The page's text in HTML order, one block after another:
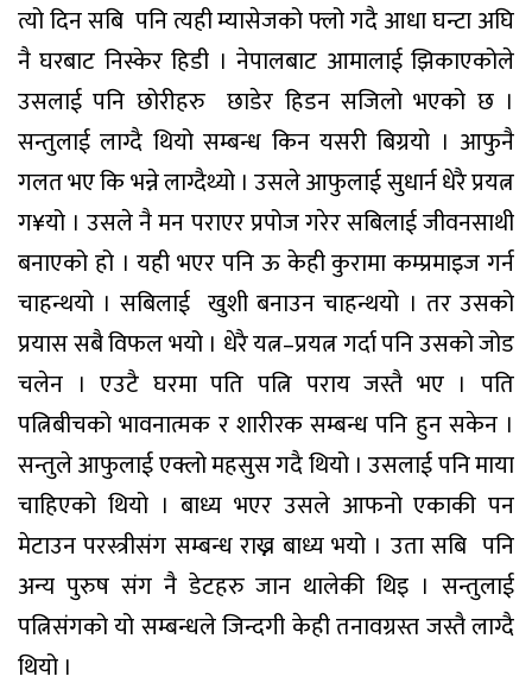
त्यो दिन सबि पनि त्यही म्यासेजको फ्लो गदै आधा घन्टा अघि
नै घरबाट निस्केर हिडी । नेपालबाट आमालाई झिकाएकोले
उसलाई पनि छोरीहरु छाडेर हिडन सजिलो भएको छ ।
सन्तुलाई लाग्दै थियो सम्बन्ध किन यसरी बिग्रयो । आफुनै
गलत भए कि भन्ने लाग्दैथ्यो । उसले आफुलाई सुधार्न धेरै प्रयत्न
ग¥यो । उसले नै मन पराएर प्रपोज गरेर सबिलाई जीवनसाथी
बनाएको हो । यही भएर पनि ऊ केही कुरामा कम्प्रमाइज गर्न
चाहन्थयो । सबिलाई खुशी बनाउन चाहन्थयो । तर उसको
प्रयास सबै विफल भयो । धेरै यत्न–प्रयत्न गर्दा पनि उसको जोड
चलेन । एउटै घरमा पति पत्नि पराय जस्तै भए । पति
पत्निबीचको भावनात्मक र शारीरक सम्बन्ध पनि हुन सकेन ।
सन्तुले आफुलाई एक्लो महसुस गदै थियो । उसलाई पनि माया
चाहिएको थियो । बाध्य भएर उसले आफनो एकाकी पन
मेटाउन परस्त्रीसंग सम्बन्ध राख्न बाध्य भयो । उता सबि पनि
अन्य पुरुष संग नै डेटहरु जान थालेकी थिइ । सन्तुलाई
पत्निसंगको यो सम्बन्धले जिन्दगी केही तनावग्रस्त जस्तै लाग्दै
थियो ।